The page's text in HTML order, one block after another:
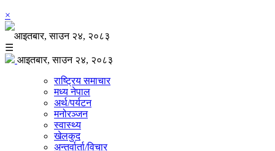
×
आइतबार, साउन २४, २०८३
☰
आइतबार, साउन २४, २०८३
राष्ट्रिय समाचार
मध्य नेपाल
अर्थ/पर्यटन
मनोरञ्जन
स्वास्थ्य
खेलकुद
अन्तर्वार्ता/विचार